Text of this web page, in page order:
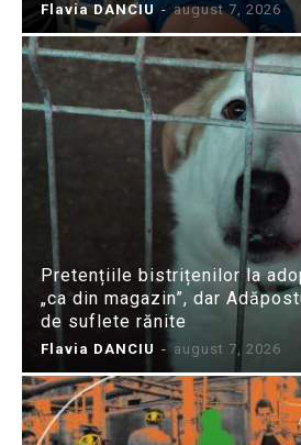
Flavia DANCIU - august 7, 2026
Pretențiile bistrițenilor la
„ca din magazin”, dar
de suflete rănite
Flavia DANCIU - august 7, 2026